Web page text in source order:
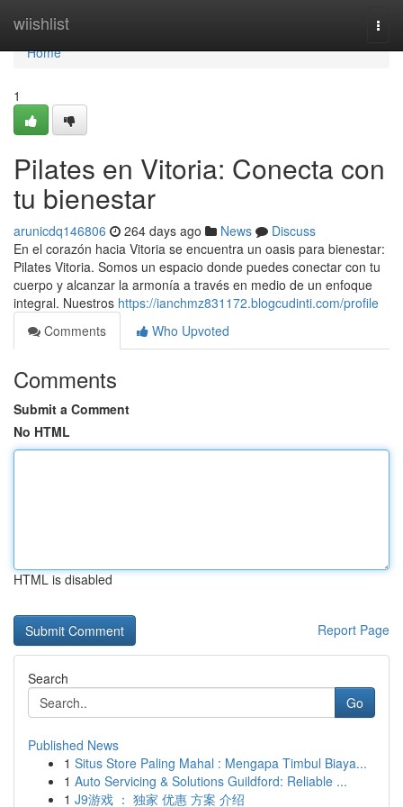
wiishlist
Home
Home
1
Pilates en Vitoria: Conecta con
tu bienestar
arunicdq146806 264 days ago News
Discuss
En el corazón hacia Vitoria se encuentra un oasis para bienestar:
Pilates Vitoria. Somos un espacio donde puedes conectar con tu
cuerpo y alcanzar la armonía a través en medio de un enfoque
integral. Nuestros https://ianchmz831172.blogcudinti.com/profile
Comments
Who Upvoted
Comments
Submit a Comment
No HTML
HTML is disabled
Report Page
Search
Go
Published News
1 Situs Store Paling Mahal : Mengapa Timbul Biaya...
1 Auto Servicing & Solutions Guildford: Reliable ...
1 J9游戏 ： 独家 优惠 方案 介绍